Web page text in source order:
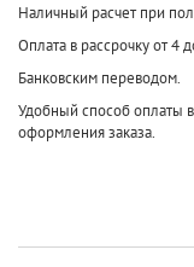
Наличный расчет при
Оплата в рассрочку от 4
Банковским переводом.
Удобный способ оплаты
оформления заказа.